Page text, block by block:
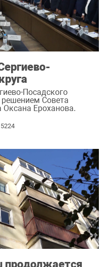
Посадского
решением Совета
Оксана Ероханова.
5224